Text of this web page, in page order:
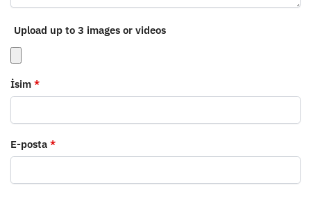
Upload up to 3 images or videos
İsim *
E-posta *